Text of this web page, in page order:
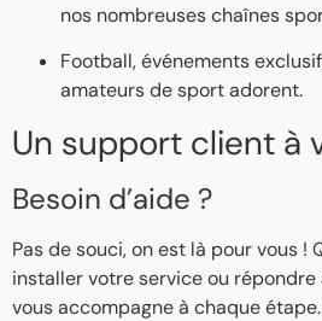
nos nombreuses chaînes
Football, événements
amateurs de sport adorent.
Un support client à
Besoin d’aide ?
Pas de souci, on est là pour vous !
installer votre service ou répondre
vous accompagne à chaque